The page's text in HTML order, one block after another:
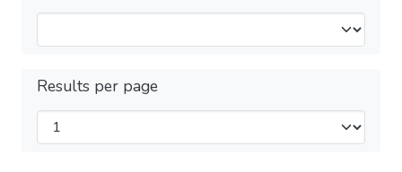
Results per page